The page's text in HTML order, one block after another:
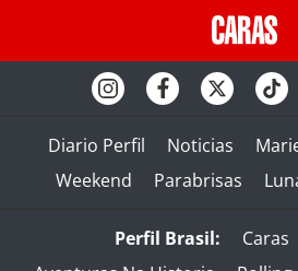
Diario Perfil Noticias
Weekend
Parabrisas
Perfil Brasil: Caras